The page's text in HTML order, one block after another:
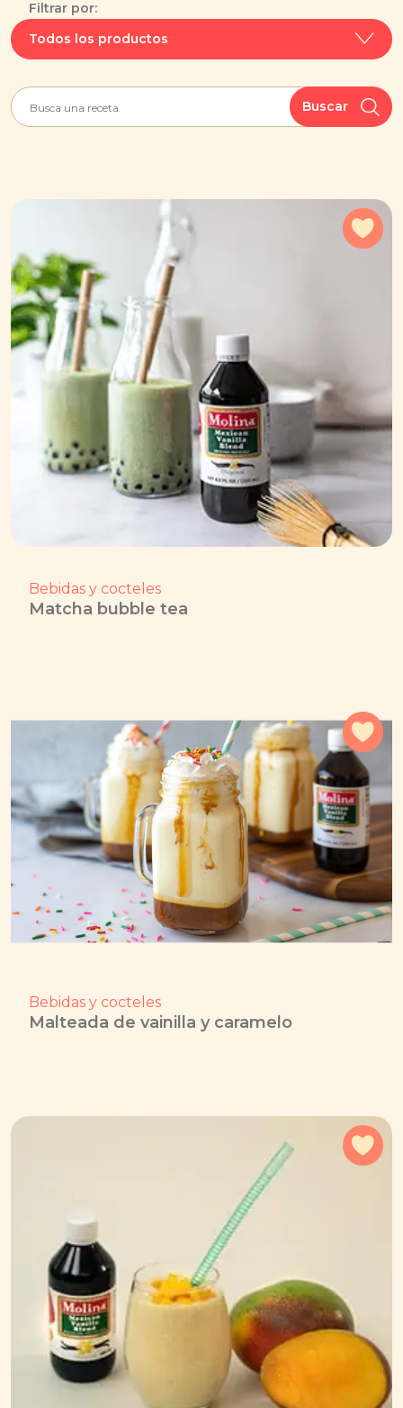
Filtrar por:
Todos los productos
Buscar
Bebidas y cocteles
Matcha bubble tea
Bebidas y cocteles
Malteada de vainilla y caramelo